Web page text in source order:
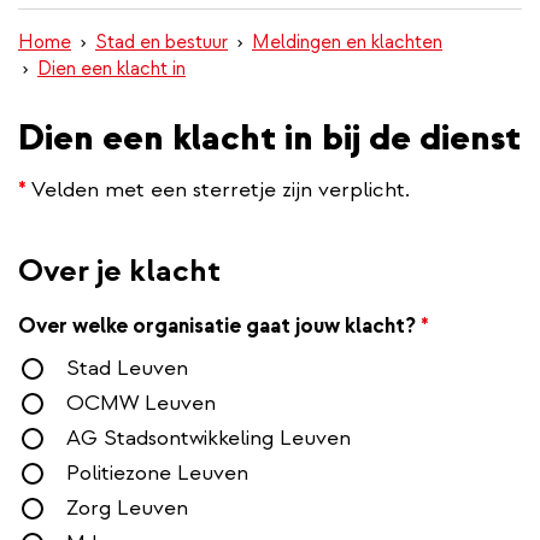
inhoud
gaan
Home Stad en bestuur
Meldingen en klachten
Dien een klacht in
Dien een klacht in bij de dienst
* Velden met een sterretje zijn verplicht.
Over je klacht
Over welke organisatie gaat jouw klacht? *
Stad Leuven
OCMW Leuven
AG Stadsontwikkeling Leuven
Politiezone Leuven
Zorg Leuven